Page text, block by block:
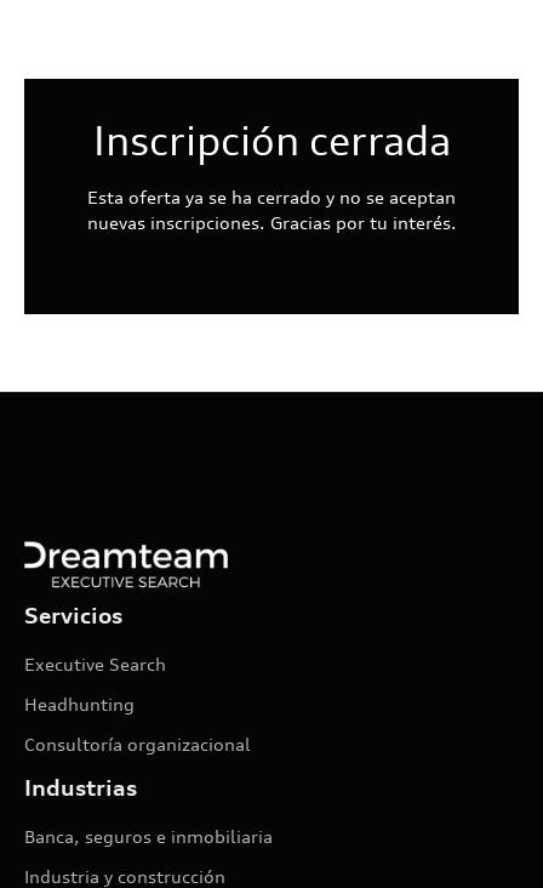
Inscripción cerrada
Esta oferta ya se ha cerrado y no se aceptan
nuevas inscripciones. Gracias por tu interés.
Servicios
Executive Search
Headhunting
Consultoría organizacional
Industrias
Banca, seguros e inmobiliaria
Industria y construcción